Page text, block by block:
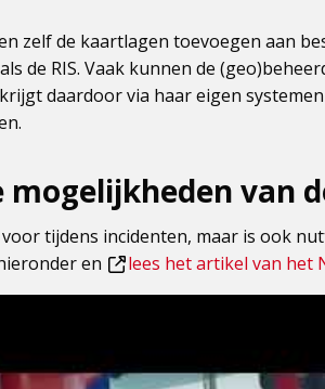
zelf de kaartlagen toevoegen aan
de RIS. Vaak kunnen de
daardoor via haar eigen
mogelijkheden van
voor tijdens incidenten, maar is ook
en
lees het artikel van het